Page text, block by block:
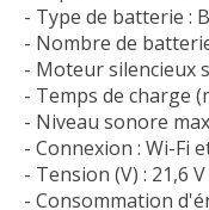
- Type de batterie :
- Nombre de
- Moteur silencieux
- Temps de charge
- Niveau sonore
- Connexion : Wi-Fi
- Tension (V) : 21,6 V
- Consommation